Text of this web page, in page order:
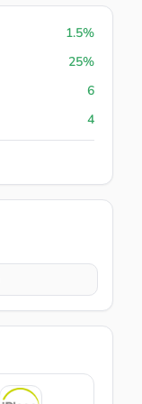
1.5%
25%
6
4